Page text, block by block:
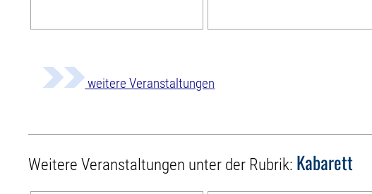
weitere Veranstaltungen
Weitere Veranstaltungen unter der Rubrik: Kabarett